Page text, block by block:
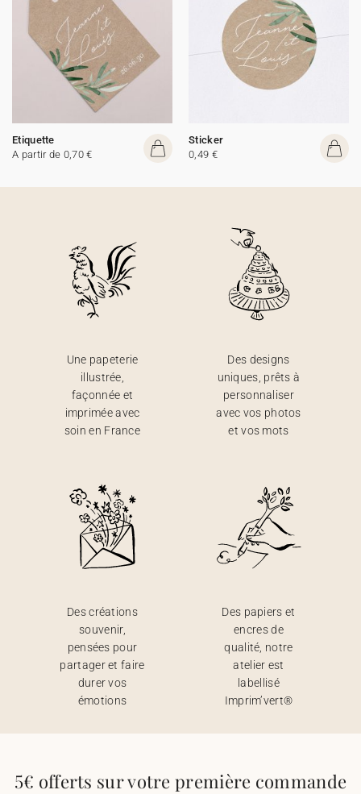
Etiquette
A partir de 0,70 €
Sticker
0,49 €
Une papeterie
illustrée,
façonnée et
imprimée avec
soin en France
Des designs
uniques, prêts à
personnaliser
avec vos photos
et vos mots
Des créations
souvenir,
pensées pour
partager et faire
durer vos
émotions
Des papiers et
encres de
qualité, notre
atelier est
labellisé
Imprim’vert®
5€ offerts sur votre première commande